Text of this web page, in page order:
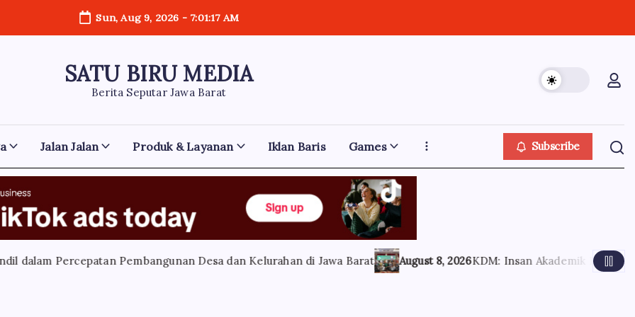
Sun, Aug 9, 2026 - 7:01:18 AM
SATU BIRU MEDIA
Berita Seputar Jawa Barat
Jalan Jalan Produk & Layanan Iklan Baris Games Subscribe
Percepatan Pembangunan Desa dan Kelurahan di Jawa Barat August 8, 2026KDM: Insan Akademik Harus Membumi